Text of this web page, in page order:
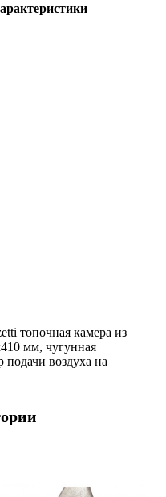
топочная камера из
мм, чугунная
подачи воздуха на